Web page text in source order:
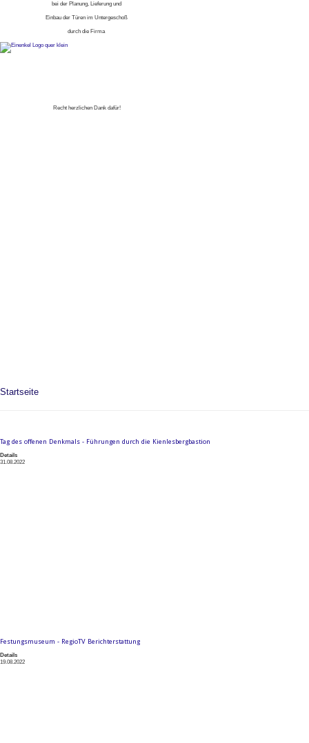
bei der Planung, Lieferung und
Einbau der Türen im Untergeschoß
durch die Firma
Recht herzlichen Dank dafür!
Startseite
Tag des offenen Denkmals - Führungen durch die Kienlesbergbastion
Details
31.08.2022
Festungsmuseum - RegioTV Berichterstattung
Details
19.08.2022